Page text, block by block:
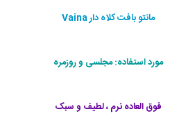
مانتو بافت کلاه دار Vaina
مورد استفاده: مجلسی و روزمره
فوق العاده نرم ، لطیف و سبک